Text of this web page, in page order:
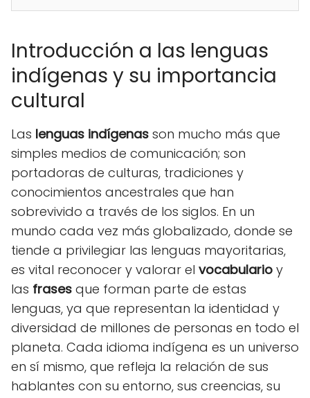
Introducción a las lenguas
indígenas y su importancia
cultural
Las lenguas indígenas son mucho más que
simples medios de comunicación; son
portadoras de culturas, tradiciones y
conocimientos ancestrales que han
sobrevivido a través de los siglos. En un
mundo cada vez más globalizado, donde se
tiende a privilegiar las lenguas mayoritarias,
es vital reconocer y valorar el vocabulario y
las frases que forman parte de estas
lenguas, ya que representan la identidad y
diversidad de millones de personas en todo el
planeta. Cada idioma indígena es un universo
en sí mismo, que refleja la relación de sus
hablantes con su entorno, sus creencias, su